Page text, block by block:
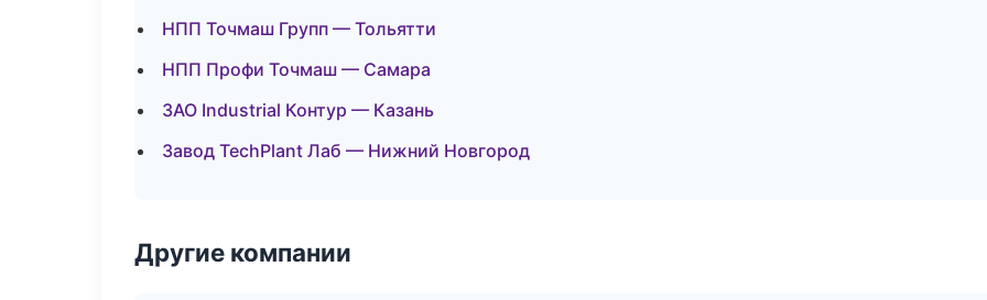
НПП Точмаш Групп — Тольятти
НПП Профи Точмаш — Самара
ЗАО Industrial Контур — Казань
Завод TechPlant Лаб — Нижний Новгород
Другие компании